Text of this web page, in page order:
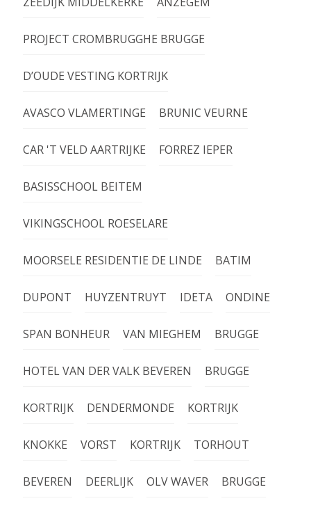
PROJECT CROMBRUGGHE BRUGGE
D’OUDE VESTING KORTRIJK
AVASCO VLAMERTINGE BRUNIC VEURNE
CAR 'T VELD AARTRIJKE FORREZ IEPER
BASISSCHOOL BEITEM
VIKINGSCHOOL ROESELARE
MOORSELE RESIDENTIE DE LINDE BATIM
DUPONT HUYZENTRUYT IDETA ONDINE
SPAN BONHEUR VAN MIEGHEM BRUGGE
HOTEL VAN DER VALK BEVEREN BRUGGE
KORTRIJK DENDERMONDE KORTRIJK
KNOKKE VORST KORTRIJK TORHOUT
BEVEREN DEERLIJK OLV WAVER BRUGGE